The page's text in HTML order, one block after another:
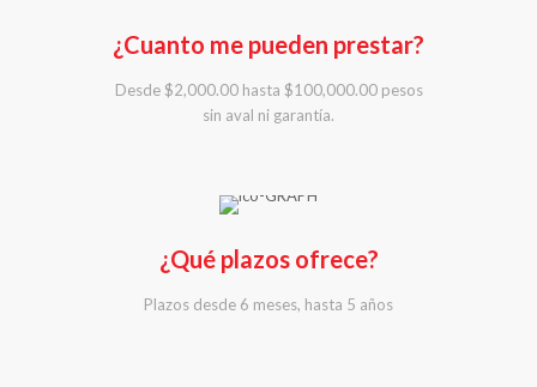
¿Cuanto me pueden prestar?
Desde $2,000.00 hasta $100,000.00 pesos
sin aval ni garantía.
¿Qué plazos ofrece?
Plazos desde 6 meses, hasta 5 años